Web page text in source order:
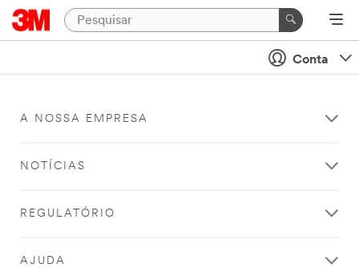
Conta
A NOSSA EMPRESA
NOTÍCIAS
REGULATÓRIO
AJUDA